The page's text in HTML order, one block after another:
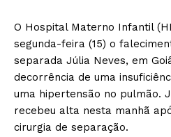
O Hospital Materno Infantil
segunda-feira (15) o
separada Júlia Neves, em
decorrência de uma
uma hipertensão no pulmão.
recebeu alta nesta manhã
cirurgia de separação.